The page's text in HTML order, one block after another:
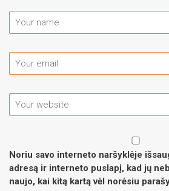
Noriu savo interneto naršyklėje
adresą ir interneto puslapį, kad jų
naujo, kai kitą kartą vėl norėsiu